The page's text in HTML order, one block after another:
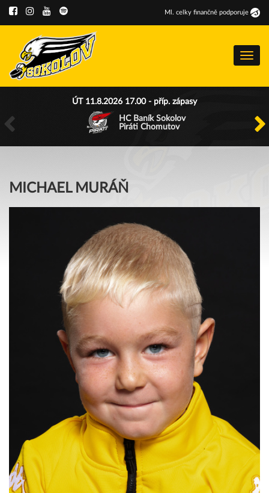
Ml . celky finančně podporuje
Menu
ÚT 11.8.2026 17.00 - příp. zápasy
HC Baník Sokolov
Piráti Chomutov
MICHAEL MURÁŇ